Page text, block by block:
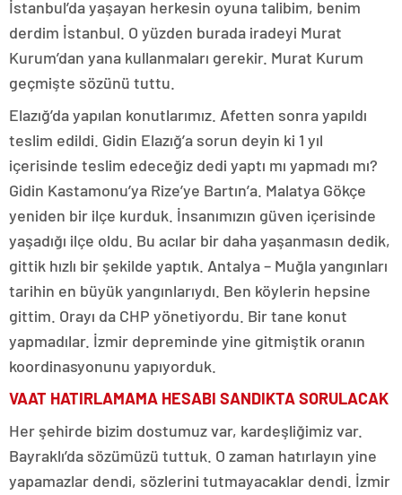
İstanbul’da yaşayan herkesin oyuna talibim, benim
derdim İstanbul. O yüzden burada iradeyi Murat
Kurum’dan yana kullanmaları gerekir. Murat Kurum
geçmişte sözünü tuttu.
Elazığ’da yapılan konutlarımız. Afetten sonra yapıldı
teslim edildi. Gidin Elazığ’a sorun deyin ki 1 yıl
içerisinde teslim edeceğiz dedi yaptı mı yapmadı mı?
Gidin Kastamonu’ya Rize’ye Bartın’a. Malatya Gökçe
yeniden bir ilçe kurduk. İnsanımızın güven içerisinde
yaşadığı ilçe oldu. Bu acılar bir daha yaşanmasın dedik,
gittik hızlı bir şekilde yaptık. Antalya – Muğla yangınları
tarihin en büyük yangınlarıydı. Ben köylerin hepsine
gittim. Orayı da CHP yönetiyordu. Bir tane konut
yapmadılar. İzmir depreminde yine gitmiştik oranın
koordinasyonunu yapıyorduk.
VAAT HATIRLAMAMA HESABI SANDIKTA SORULACAK
Her şehirde bizim dostumuz var, kardeşliğimiz var.
Bayraklı’da sözümüzü tuttuk. O zaman hatırlayın yine
yapamazlar dendi, sözlerini tutmayacaklar dendi. İzmir